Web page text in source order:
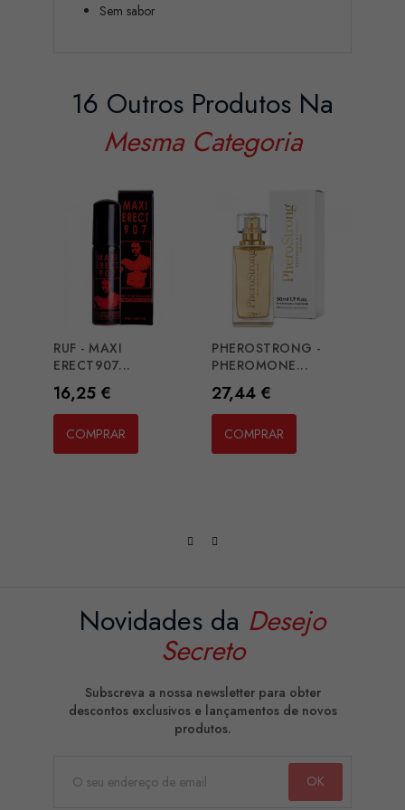
Sem sabor
16 Outros Produtos Na
Mesma Categoria
RUF - MAXI
ERECT907...
Preço
16,25 €
COMPRAR
PHEROSTRONG -
PHEROMONE...
Preço
27,44 €
COMPRAR
Novidades da Desejo
Secreto
Subscreva a nossa newsletter para obter
descontos exclusivos e lançamentos de novos
produtos.